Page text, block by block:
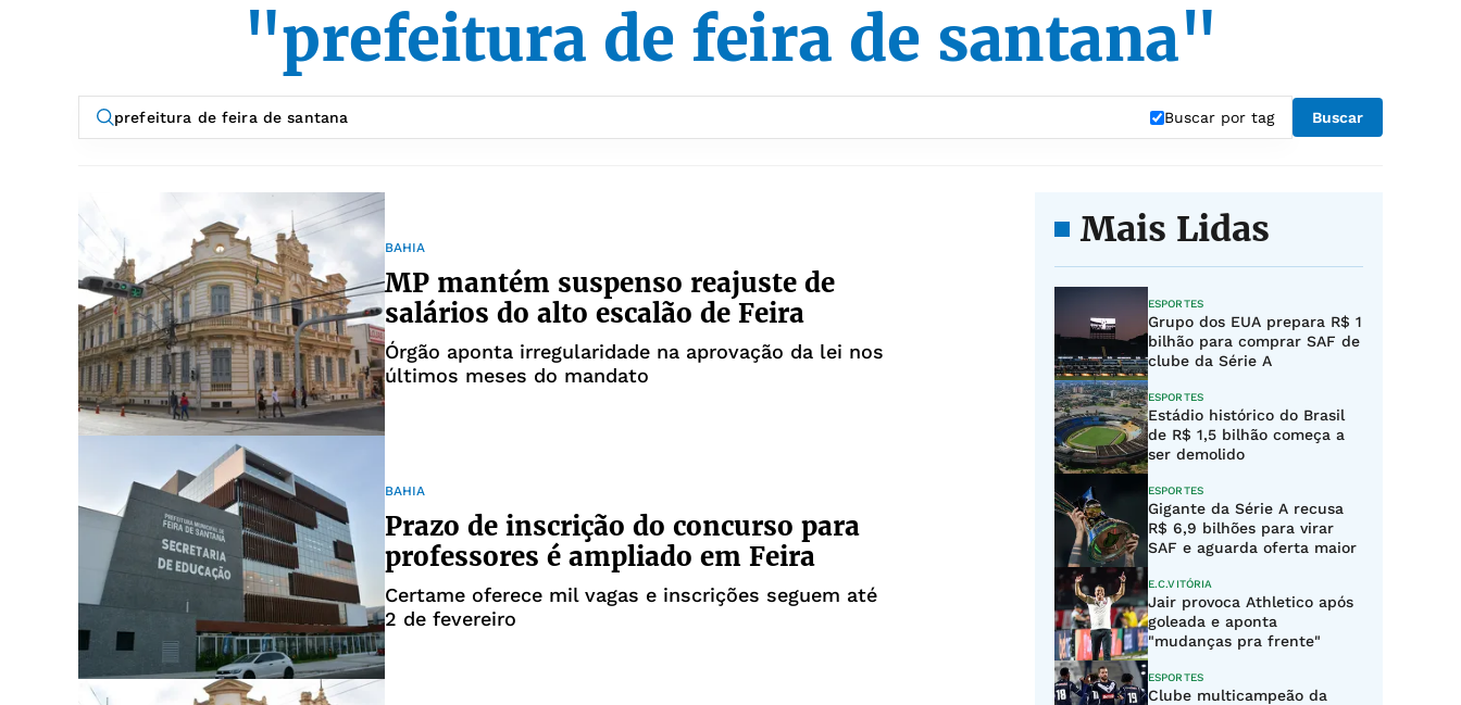
"prefeitura de feira de santana"
Buscar por tag Buscar
BAHIA
MP mantém suspenso reajuste de
salários do alto escalão de Feira
Órgão aponta irregularidade na aprovação da lei nos
últimos meses do mandato
BAHIA
Prazo de inscrição do concurso para
professores é ampliado em Feira
Certame oferece mil vagas e inscrições seguem até
2 de fevereiro
Mais Lidas
ESPORTES
Grupo dos EUA prepara R$ 1
bilhão para comprar SAF de
clube da Série A
ESPORTES
Estádio histórico do Brasil
de R$ 1,5 bilhão começa a
ser demolido
ESPORTES
Gigante da Série A recusa
R$ 6,9 bilhões para virar
SAF e aguarda oferta maior
E.C.VITÓRIA
Jair provoca Athletico após
goleada e aponta
"mudanças pra frente"
ESPORTES
Clube multicampeão da